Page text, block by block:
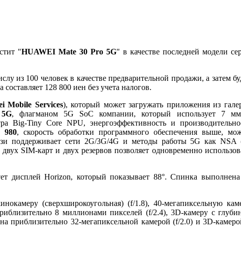
"HUAWEI Mate 30 Pro 5G" в качестве последней модели
из 100 человек в качестве предварительной продажи, а затем
128 800 иен без учета налогов.
Mobile Services), который может загружать приложения из
, флагманом 5G SoC компании, который использует 7
Big-Tiny Core NPU, энергоэффективность и
, скорость обработки программного обеспечения выше,
поддерживает сети 2G/3G/4G и методы работы 5G как NSA
SIM-карт и двух резервов позволяет одновременно
дисплей Horizon, который показывает 88°. Спинка
(сверхширокоугольная) (f/1.8), 40-мегапиксельную
8 миллионами пикселей (f/2.4), 3D-камеру с
приблизительно 32-мегапиксельной камерой (f/2.0) и 3D-